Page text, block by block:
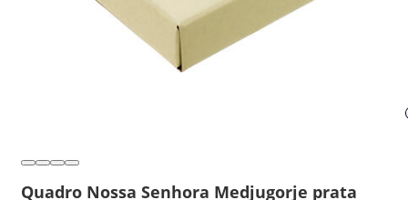
Quadro Nossa Senhora Medjugorje prata